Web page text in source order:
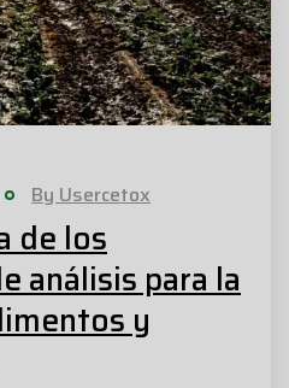
By Usercetox
de los
análisis para la
y